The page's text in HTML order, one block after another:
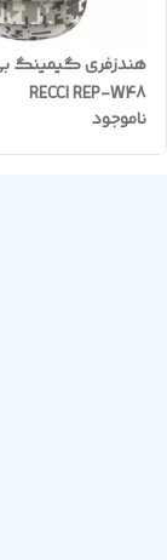
هندزفری گیمینگ
RECCI REP-W48
ناموجود